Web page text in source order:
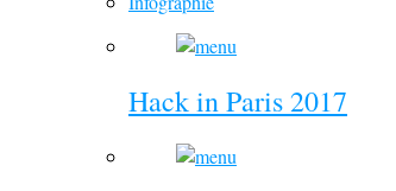
Hack in Paris 2017